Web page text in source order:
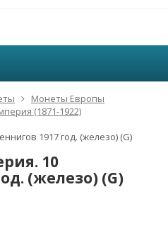
Монеты Европы
(1871-1922)
1917 год. (железо) (G)
10
(железо) (G)